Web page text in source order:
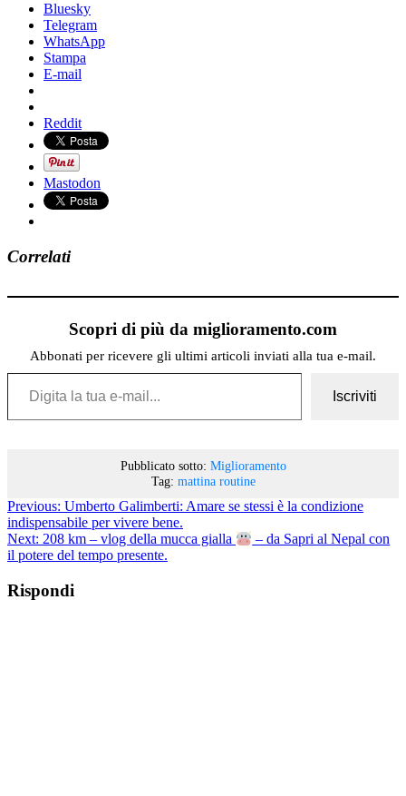
Bluesky
Telegram
WhatsApp
Stampa
E-mail
Reddit
Mastodon
Correlati
Scopri di più da miglioramento.com
Abbonati per ricevere gli ultimi articoli inviati alla tua e-mail.
Digita la tua e-mail...
Iscriviti
Pubblicato sotto: Miglioramento
Tag: mattina routine
Previous: Umberto Galimberti: Amare se stessi è la condizione
indispensabile per vivere bene.
Next: 208 km – vlog della mucca gialla
– da Sapri al Nepal con
il potere del tempo presente.
Rispondi